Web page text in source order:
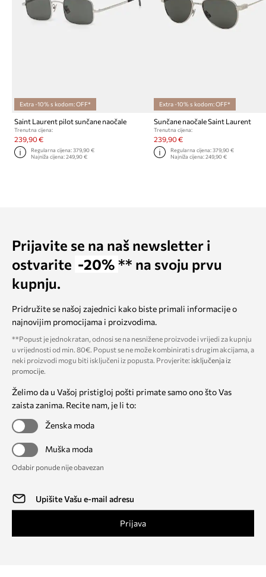
Extra -10% s kodom: OFF*
Saint Laurent pilot sunčane naočale
Trenutna cijena:
239,90 €
Regularna cijena:379,90 €
Najniža cijena:249,90 €
Extra -10% s kodom: OFF*
Sunčane naočale Saint Laurent
Trenutna cijena:
239,90 €
Regularna cijena: 379,90 €
Najniža cijena: 249,90 €
Prijavite se na naš newsletter i
ostvarite -20% ** na svoju prvu
kupnju.
Pridružite se našoj zajednici kako biste primali informacije o
najnovijim promocijama i proizvodima.
**Popust je jednokratan, odnosi se na nesnižene proizvode i vrijedi za kupnju
u vrijednosti od min. 80€. Popust se ne može kombinirati s drugim akcijama, a
neki proizvodi mogu biti isključeni iz popusta. Provjerite: isključenja iz
promocije.
Želimo da u Vašoj pristigloj pošti primate samo ono što Vas
zaista zanima. Recite nam, je li to:
Ženska moda
Muška moda
Odabir ponude nije obavezan
Prijava